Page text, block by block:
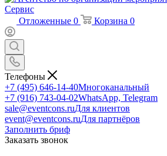
Отложенные 0 Корзина 0
Телефоны
+7 (495) 646-14-40Многоканальный
+7 (916) 743-04-02WhatsApp, Telegram
sale@eventcons.ruДля клиентов
event@eventcons.ruДля партнёров
Заполнить бриф
Заказать звонок